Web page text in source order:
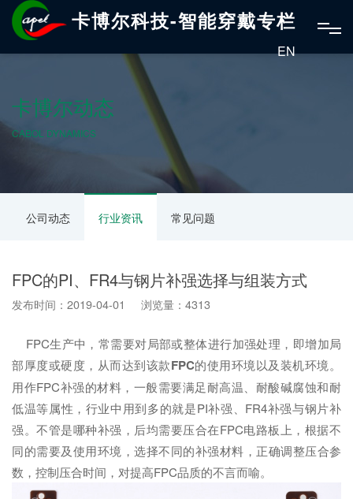
卡博尔科技-智能穿戴专栏
EN
卡博尔动态
CABOL DYNAMICS
公司动态 行业资讯 常见问题
FPC的PI、FR4与钢片补强选择与组装方式
发布时间：2019-04-01 浏览量：4313
FPC生产中，常需要对局部或整体进行加强处理，即增加局
部厚度或硬度，从而达到该款FPC的使用环境以及装机环境。
用作FPC补强的材料，一般需要满足耐高温、耐酸碱腐蚀和耐
低温等属性，行业中用到多的就是PI补强、FR4补强与钢片补
强。不管是哪种补强，后均需要压合在FPC电路板上，根据不
同的需要及使用环境，选择不同的补强材料，正确调整压合参
数，控制压合时间，对提高FPC品质的不言而喻。